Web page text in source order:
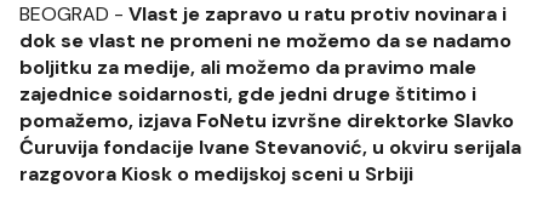
BEOGRAD - Vlast je zapravo u ratu protiv novinara i
dok se vlast ne promeni ne možemo da se nadamo
boljitku za medije, ali možemo da pravimo male
zajednice soidarnosti, gde jedni druge štitimo i
pomažemo, izjava FoNetu izvršne direktorke Slavko
Ćuruvija fondacije Ivane Stevanović, u okviru serijala
razgovora Kiosk o medijskoj sceni u Srbiji